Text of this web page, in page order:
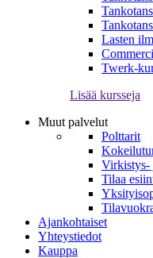
Lasten
Twerk-
Lisää kursseja
Muut palvelut
Polttarit
Tilaa
Ajankohtaiset
Yhteystiedot
Kauppa